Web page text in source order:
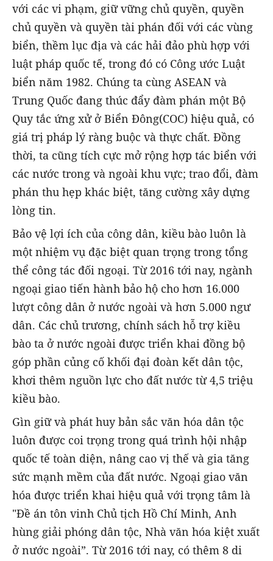
với các vi phạm, giữ vững chủ quyền, quyền
chủ quyền và quyền tài phán đối với các vùng
biển, thềm lục địa và các hải đảo phù hợp với
luật pháp quốc tế, trong đó có Công ước Luật
biển năm 1982. Chúng ta cùng ASEAN và
Trung Quốc đang thúc đẩy đàm phán một Bộ
Quy tắc ứng xử ở Biển Đông(COC) hiệu quả, có
giá trị pháp lý ràng buộc và thực chất. Đồng
thời, ta cũng tích cực mở rộng hợp tác biển với
các nước trong và ngoài khu vực; trao đổi, đàm
phán thu hẹp khác biệt, tăng cường xây dựng
lòng tin.
Bảo vệ lợi ích của công dân, kiều bào luôn là
một nhiệm vụ đặc biệt quan trọng trong tổng
thể công tác đối ngoại. Từ 2016 tới nay, ngành
ngoại giao tiến hành bảo hộ cho hơn 16.000
lượt công dân ở nước ngoài và hơn 5.000 ngư
dân. Các chủ trương, chính sách hỗ trợ kiều
bào ta ở nước ngoài được triển khai đồng bộ
góp phần củng cố khối đại đoàn kết dân tộc,
khơi thêm nguồn lực cho đất nước từ 4,5 triệu
kiều bào.
Gìn giữ và phát huy bản sắc văn hóa dân tộc
luôn được coi trọng trong quá trình hội nhập
quốc tế toàn diện, nâng cao vị thế và gia tăng
sức mạnh mềm của đất nước. Ngoại giao văn
hóa được triển khai hiệu quả với trọng tâm là
"Đề án tôn vinh Chủ tịch Hồ Chí Minh, Anh
hùng giải phóng dân tộc, Nhà văn hóa kiệt xuất
ở nước ngoài”. Từ 2016 tới nay, có thêm 8 di